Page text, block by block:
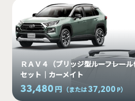
ＲＡＶ４（ブリッジ型ルーフレー
セット｜カーメイト
33,480円 （または37,200 P）